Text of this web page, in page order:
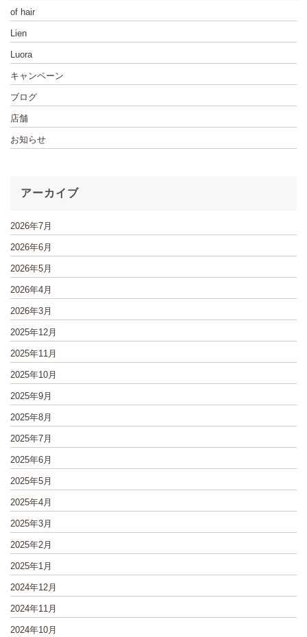
of hair
Lien
Luora
キャンペーン
ブログ
店舗
お知らせ
アーカイブ
2026年7月
2026年6月
2026年5月
2026年4月
2026年3月
2025年12月
2025年11月
2025年10月
2025年9月
2025年8月
2025年7月
2025年6月
2025年5月
2025年4月
2025年3月
2025年2月
2025年1月
2024年12月
2024年11月
2024年10月